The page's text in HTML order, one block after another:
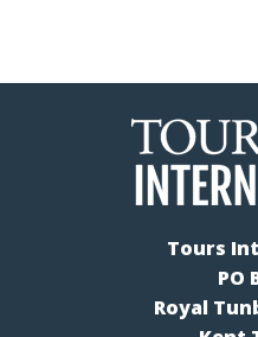
Tours
PO
Royal